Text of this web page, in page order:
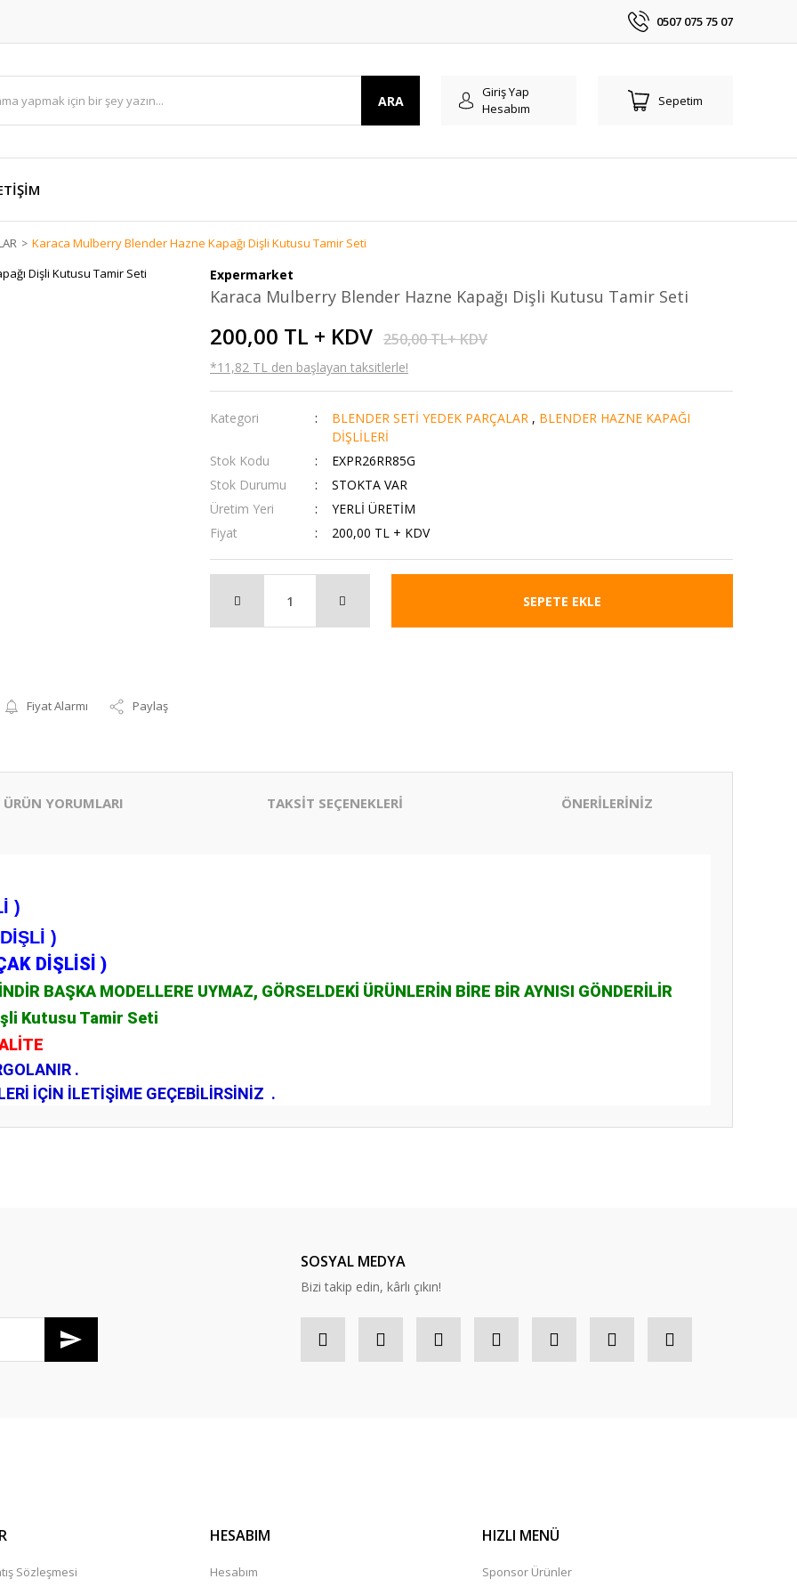
0507 075 75 07
ARA
Giriş Yap
Hesabım
Sepetim
Karaca Mulberry Blender Hazne Kapağı Dişli Kutusu Tamir Seti
Fiyat Alarmı Paylaş
Expermarket
Karaca Mulberry Blender Hazne Kapağı Dişli Kutusu Tamir Seti
200,00 TL + KDV 250,00 TL+ KDV
*11,82 TL den başlayan taksitlerle!
Kategori BLENDER SETİ YEDEK PARÇALAR , BLENDER HAZNE KAPAĞI
DİŞLİLERİ
Stok Kodu
EXPR26RR85G
Stok Durumu
STOKTA VAR
Üretim Yeri
YERLİ ÜRETİM
Fiyat
200,00 TL + KDV
SEPETE EKLE
ÜRÜN YORUMLARI TAKSİT SEÇENEKLERİ ÖNERİLERİNİZ
)
)
DİŞLİSİ )
BAŞKA MODELLERE UYMAZ, GÖRSELDEKİ ÜRÜNLERİN BİRE BİR AYNISI GÖNDERİLİR
Kutusu Tamir Seti
.
İÇİN İLETİŞİME GEÇEBİLİRSİNİZ .
SOSYAL MEDYA
Bizi takip edin, kârlı çıkın!
Sözleşmesi
HESABIM
Hesabım
HIZLI MENÜ
Sponsor Ürünler